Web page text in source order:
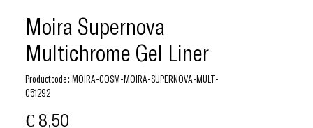
Moira Supernova
Multichrome Gel Liner
Productcode: MOIRA-COSM-MOIRA-SUPERNOVA-MULT-
C51292
€ 8,50